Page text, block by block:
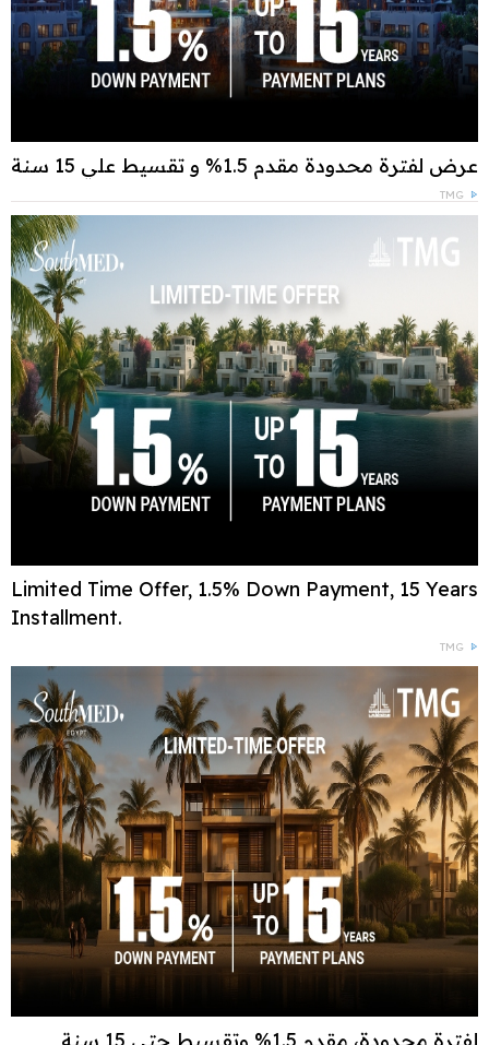
عرض لفترة محدودة مقدم 1.5% و تقسيط علي 15 سنة
TMG
Limited Time Offer, 1.5% Down Payment, 15 Years
Installment.
TMG
لفترة محدودة، مقدم 1.5% وتقسيط حتى 15 سنة